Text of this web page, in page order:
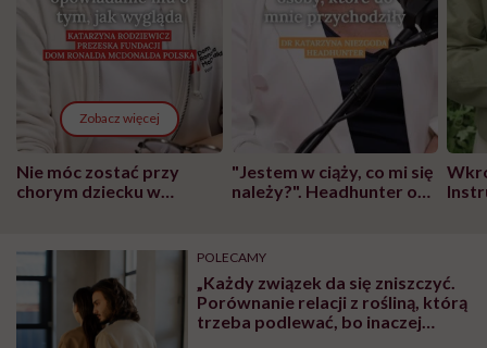
Zobacz więcej
Nie móc zostać przy
chorym dziecku w
może chyba tylko
głupota i brak
wyobraźni"
"Jestem w ciąży, co mi się
należy?". Headhunter o
pracy
POLECAMY
„Każdy związek da się zniszczyć.
Porównanie relacji z rośliną, którą
trzeba podlewać, bo inaczej